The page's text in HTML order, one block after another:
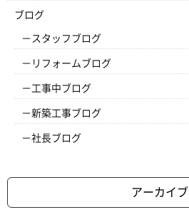
ブログ
スタッフブログ
リフォームブログ
工事中ブログ
新築工事ブログ
社長ブログ
アーカイブ